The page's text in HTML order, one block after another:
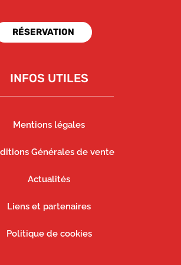
les explications. Les sensations étaient au
pour ce texte magnifique et qui en dit long
en montée t’emmènent voir La Tranche
îles environnantes avec les yeux d’un oiseau.
RÉSERVATION
INFOS UTILES
Mentions légales
Générales de vente
Actualités
Liens et partenaires
Politique de cookies